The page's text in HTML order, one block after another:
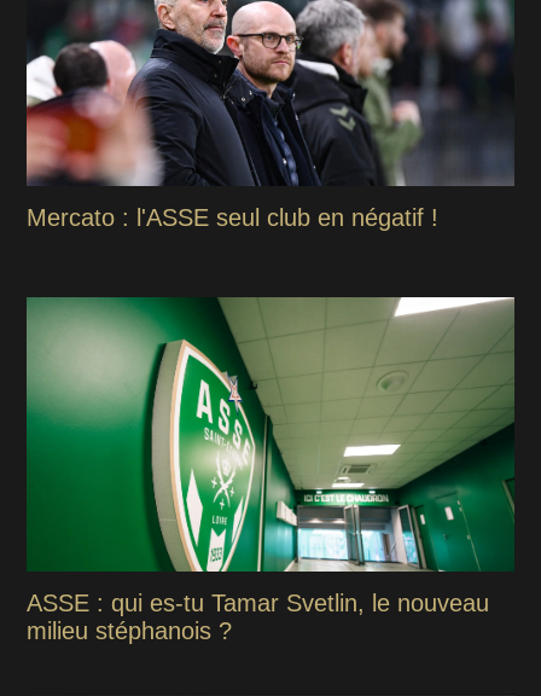
Mercato : l'ASSE seul club en négatif !
ASSE : qui es-tu Tamar Svetlin, le nouveau
milieu stéphanois ?